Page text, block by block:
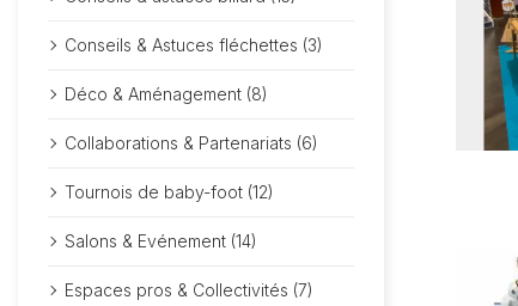
Conseils & Astuces fléchettes (3)
Déco & Aménagement (8)
Collaborations & Partenariats (6)
Tournois de baby-foot (12)
Salons & Evénement (14)
Espaces pros & Collectivités (7)